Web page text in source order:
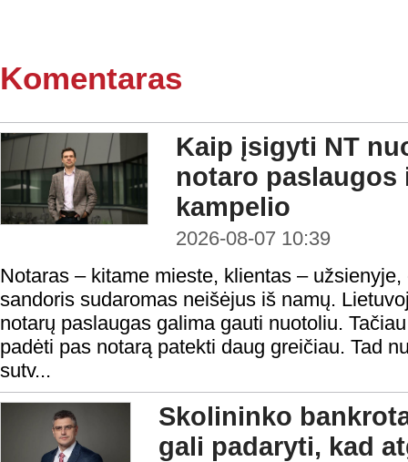
Komentaras
Kaip įsigyti NT
notaro
kampelio
2026-08-07 10:39
Notaras – kitame mieste, klientas –
sandoris sudaromas neišėjus iš namų.
notarų paslaugas galima gauti nuotoliu.
padėti pas notarą patekti daug greičiau. Tad
sutv...
Skolininko
gali padaryti, kad